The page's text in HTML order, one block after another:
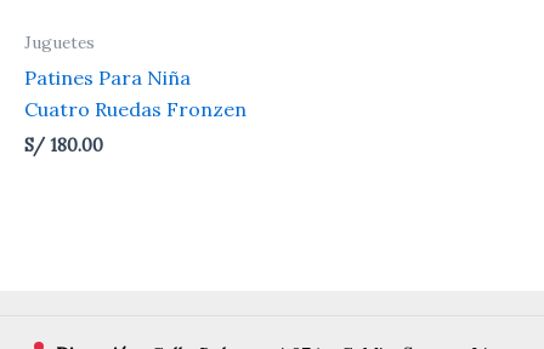
Juguetes
Patines Para Niña
Cuatro Ruedas Fronzen
S/180.00